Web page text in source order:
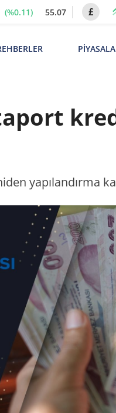
(%0.11) 55.07
yapılandırma